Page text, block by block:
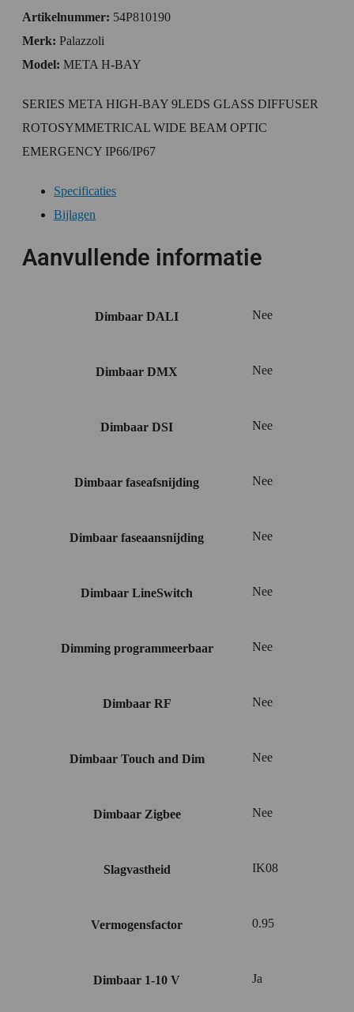
Artikelnummer: 54P810190
Merk: Palazzoli
Model: META H-BAY
SERIES META HIGH-BAY 9LEDS GLASS DIFFUSER
ROTOSYMMETRICAL WIDE BEAM OPTIC
EMERGENCY IP66/IP67
Specificaties
Bijlagen
Aanvullende informatie
Dimbaar DALI Nee
Dimbaar DMX Nee
Dimbaar DSI Nee
Dimbaar faseafsnijding Nee
Dimbaar faseaansnijding Nee
Dimbaar LineSwitch Nee
Dimming programmeerbaar Nee
Dimbaar RF Nee
Dimbaar Touch and Dim Nee
Dimbaar Zigbee Nee
Slagvastheid IK08
Vermogensfactor 0.95
Dimbaar 1-10 V Ja